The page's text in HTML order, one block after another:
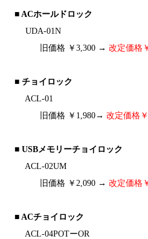
■ ACホールドロック
UDA-01N
旧価格 ￥3,300 → 改定価格
■ チョイロック
ACL-01
旧価格 ￥1,980→ 改定価格
■ USBメモリーチョイロック
ACL-02UM
旧価格 ￥2,090 → 改定価格
■ ACチョイロック
ACL-04POTーOR